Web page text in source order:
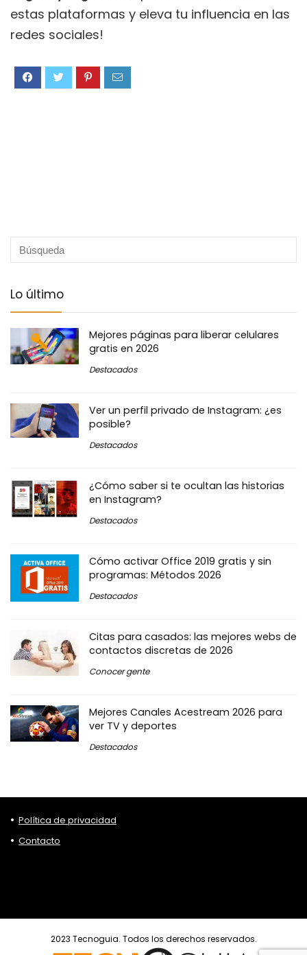
estas plataformas y eleva tu influencia en las
redes sociales!
Lo último
Mejores páginas para liberar celulares
gratis en 2026
Destacados
Ver un perfil privado de Instagram: ¿es
posible?
Destacados
¿Cómo saber si te ocultan las historias
en Instagram?
Destacados
Cómo activar Office 2019 gratis y sin
programas: Métodos 2026
Destacados
Citas para casados: las mejores webs de
contactos discretas de 2026
Conocer gente
Mejores Canales Acestream 2026 para
ver TV y deportes
Destacados
Política de privacidad
Contacto
2023 Tecnoguia. Todos los derechos reservados.